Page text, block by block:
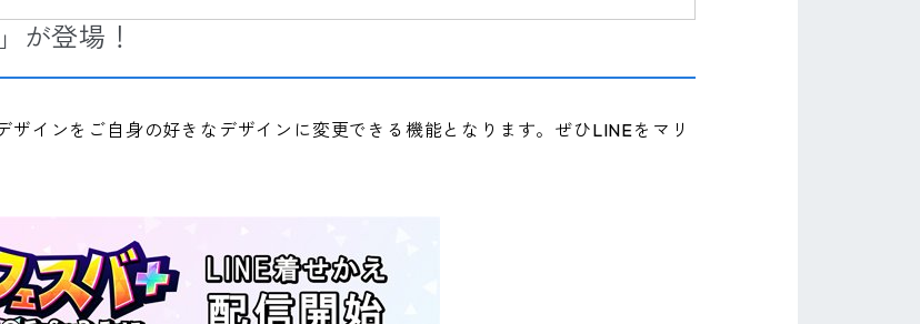
が登場！
ザインをご自身の好きなデザインに変更できる機能となります。ぜひLINEをマリ